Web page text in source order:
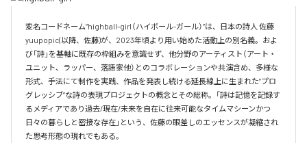
変名コードネーム”highball-girl（ハイボール-ガール）”は、日本の詩人 佐藤
yuupopic(以降、佐藤)が、2023年頃より用い始めた活動上の別名義。およ
び「詩」を基軸に既存の枠組みを意識せず、他分野のアーティスト（アート・
ユニット、ラッパー、落語家他）とのコラボレーションや共演含め、多様な
形式、手法にて制作を実践、作品を発表し続ける延長線上に生まれた”プロ
グレッシブ”な詩の表現プロジェクトの概念とその総称。「詩は記憶を記録す
るメディアであり過去/現在/未来を自在に往来可能なタイムマシーンかつ
日々の暮らしと密接な存在」という、佐藤の眼差しのエッセンスが凝縮され
た思考形態の現れでもある。